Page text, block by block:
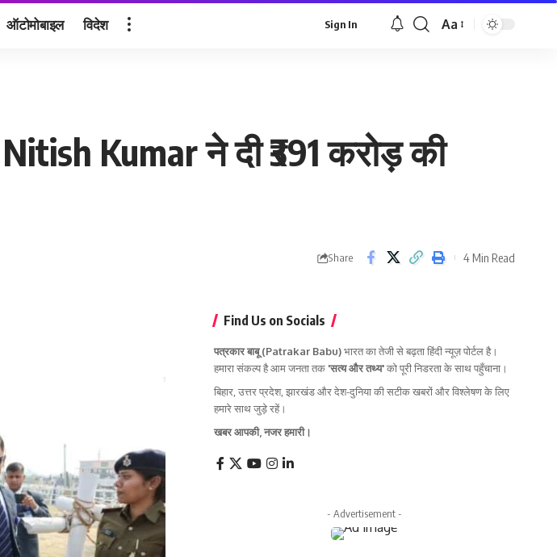
ऑटोमोबाइल विदेश Sign In
Font
Aa
Kumar ने दी ₹391 करोड़ की
Share 4 Min Read
Find Us on Socials
पत्रकार बाबू (Patrakar Babu)भारत का तेजी से बढ़ता हिंदी न्यूज़ पोर्टल है।
हमारा संकल्प है आम जनता तक 'सत्य और तथ्य'को पूरी निडरता के साथ पहुँचाना।
बिहार, उत्तर प्रदेश, झारखंड और देश-दुनिया की सटीक खबरों और विश्लेषण के लिए
हमारे साथ जुड़े रहें।
खबर आपकी, नजर हमारी।
- Advertisement -